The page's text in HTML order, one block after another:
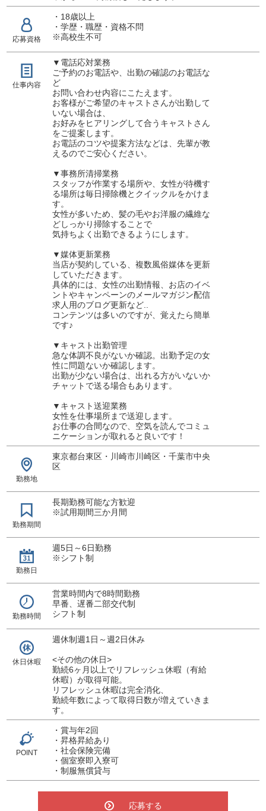
応募資格
・18歳以上
・学歴・職歴・資格不問
※高校生不可
仕事内容
▼電話応対業務
ご予約のお電話や、出勤の確認のお電話な
ど
お問い合わせ内容にこたえます。
お客様がご希望のキャストさんが出勤して
いない場合は、
お好みをヒアリングして合うキャストさん
をご提案します。
お電話のコツや提案方法などは、先輩が教
えるのでご安心ください。
▼事務所清掃業務
スタッフが作業する場所や、女性が待機す
る場所は毎日掃除機とクイックルをかけま
す。
女性が多いため、髪の毛やお洋服の繊維な
どしっかり掃除することで
気持ちよく出勤できるようにします。
▼媒体更新業務
当店が契約している、複数風俗媒体を更新
していただきます。
具体的には、女性の出勤情報、お店のイベ
ントやキャンペーンのメールマガジン配信
求人用のブログ更新など..
コンテンツは多いのですが、覚えたら簡単
です♪
▼キャスト出勤管理
急な体調不良がないか確認。出勤予定の女
性に問題ないか確認します。
出勤が少ない場合は、出れる方がいないか
チャットで送る場合もあります。
▼キャスト送迎業務
女性を仕事場所まで送迎します。
お仕事の合間なので、空気を読んでコミュ
ニケーションが取れると良いです！
勤務地
東京都台東区・川崎市川崎区・千葉市中央
区
勤務期間
長期勤務可能な方歓迎
※試用期間三か月間
勤務日
週5日～6日勤務
※シフト制
勤務時間
営業時間内で8時間勤務
早番、遅番二部交代制
シフト制
休日休暇
週休制週1日～週2日休み
<その他の休日>
勤続6ヶ月以上でリフレッシュ休暇（有給
休暇）が取得可能。
リフレッシュ休暇は完全消化、
勤続年数によって取得日数が増えていきま
す。
POINT
・賞与年2回
・昇格昇給あり
・社会保険完備
・個室寮即入寮可
・制服無償貸与
応募する